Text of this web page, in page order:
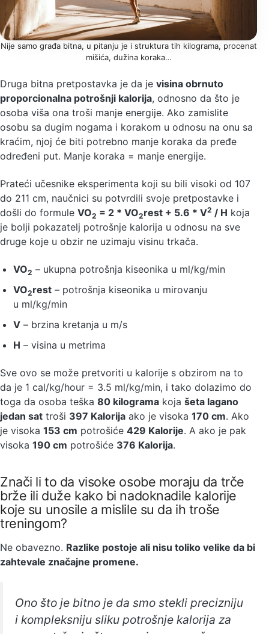
Nije samo građa bitna, u pitanju je i struktura tih kilograma, procenat
mišića, dužina koraka…
Druga bitna pretpostavka je da je visina obrnuto
proporcionalna potrošnji kalorija, odnosno da što je
osoba viša ona troši manje energije. Ako zamislite
osobu sa dugim nogama i korakom u odnosu na onu sa
kraćim, njoj će biti potrebno manje koraka da pređe
određeni put. Manje koraka = manje energije.
Prateći učesnike eksperimenta koji su bili visoki od 107
do 211 cm, naučnici su potvrdili svoje pretpostavke i
došli do formule VO2 = 2 * VO2rest + 5.6 * V2 / H koja
je bolji pokazatelj potrošnje kalorija u odnosu na sve
druge koje u obzir ne uzimaju visinu trkača.
VO2 – ukupna potrošnja kiseonika u ml/kg/min
VO2rest – potrošnja kiseonika u mirovanju
u ml/kg/min
V – brzina kretanja u m/s
H – visina u metrima
Sve ovo se može pretvoriti u kalorije s obzirom na to
da je 1 cal/kg/hour = 3.5 ml/kg/min, i tako dolazimo do
toga da osoba teška 80 kilograma koja šeta lagano
jedan sat troši 397 Kalorija ako je visoka 170 cm. Ako
je visoka 153 cm potrošiće 429 Kalorije. A ako je pak
visoka 190 cm potrošiće 376 Kalorija.
Znači li to da visoke osobe moraju da trče
brže ili duže kako bi nadoknadile kalorije
koje su unosile a mislile su da ih troše
treningom?
Ne obavezno. Razlike postoje ali nisu toliko velike da bi
zahtevale značajne promene.
Ono što je bitno je da smo stekli precizniju
i kompleksniju sliku potrošnje kalorija za